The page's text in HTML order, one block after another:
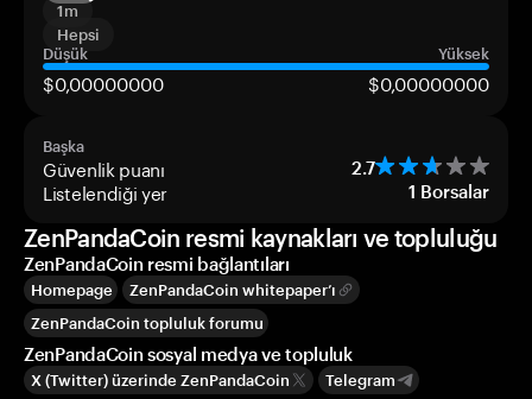
1m
Hepsi
Düşük
Yüksek
$0,00000000 $0,00000000
Başka
Güvenlik puanı 2.7
Listelendiği yer 1 Borsalar
ZenPandaCoin resmi kaynakları ve topluluğu
ZenPandaCoin resmi bağlantıları
Homepage
ZenPandaCoin whitepaper’ı
ZenPandaCoin topluluk forumu
ZenPandaCoin sosyal medya ve topluluk
X (Twitter) üzerinde ZenPandaCoin Telegram